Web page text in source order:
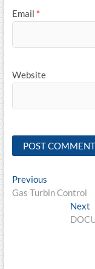
Email *
Website
Post
navigation
PreviousPrevious
post:
Gas Turbin Control
Next